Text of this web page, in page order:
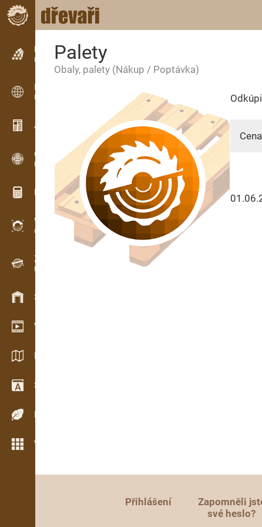
Inzerce
Řádková inzerce
Inzerce
Mezinárodní inzerce
Aktuality / Články
OPTI-TIMB
Pořezová schémata
Dřevařské kalkulačky
WoodProfi
Objem dřeva s AI
Záznamník
Evidence dřeva v terénu
Skladové hospodářství
Video showroom
Katalogy / Brožury
Slovník
Dřeviny
Více možností
Palety
Obaly, palety (Nákup / Poptávka)
Přihlášení
Zapomněli
své heslo?